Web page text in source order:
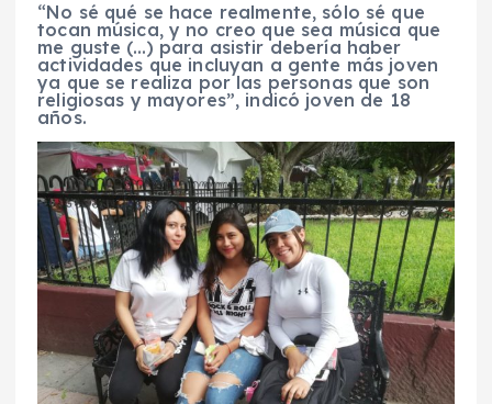
“No sé qué se hace realmente, sólo sé que
tocan música, y no creo que sea música que
me guste (…) para asistir debería haber
actividades que incluyan a gente más joven
ya que se realiza por las personas que son
religiosas y mayores”, indicó joven de 18
años.